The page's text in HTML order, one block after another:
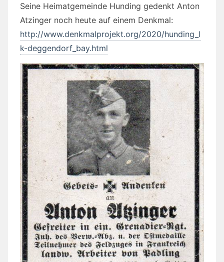
Seine Heimatgemeinde Hunding gedenkt Anton
Atzinger noch heute auf einem Denkmal:
http://www.denkmalprojekt.org/2020/hunding_l
k-deggendorf_bay.html